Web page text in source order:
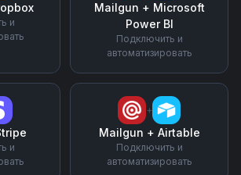
и
Mailgun + Microsoft
Power BI
Подключить и
автоматизировать
и
+
Mailgun + Airtable
Подключить и
автоматизировать